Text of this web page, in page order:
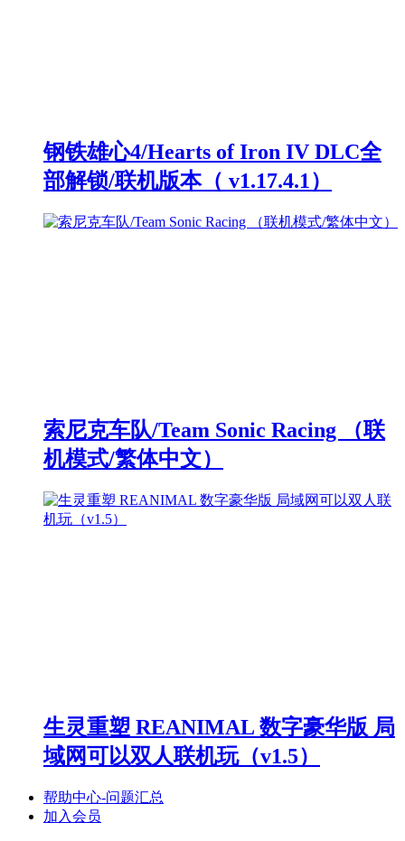
钢铁雄心4/Hearts of Iron IV DLC全
部解锁/联机版本（ v1.17.4.1）
索尼克车队/Team Sonic Racing （联
机模式/繁体中文）
生灵重塑 REANIMAL 数字豪华版 局
域网可以双人联机玩（v1.5）
帮助中心-问题汇总
加入会员